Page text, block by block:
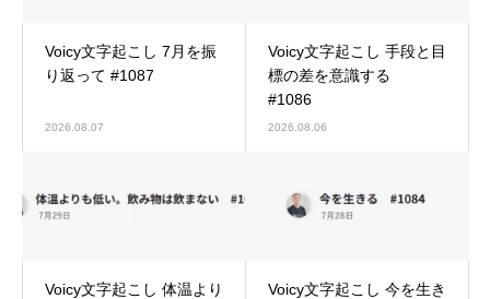
Voicy文字起こし 7月を振
り返って #1087
2026.08.07
Voicy文字起こし 手段と目
標の差を意識する
#1086
2026.08.06
Voicy文字起こし 体温より
Voicy文字起こし 今を生き